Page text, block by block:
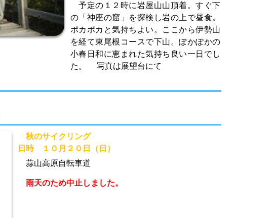
予定の１２時に岩屋山山頂着。すぐ下
の「神座の窟」を探検し岩の上で昼食。
ポカポカと気持ちよい。ここから伊勢山
を経て東尾根コースで下山。ぽかぽかの
小春日和に恵まれた気持ち良い一日でし
た。 写真は展望台にて
秋のサイクリング
日時 １０月２０日（日）
蒜山高原自転車道
雨天のため中止しました。